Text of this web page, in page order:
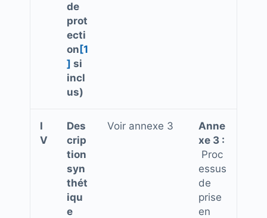
de
prot
ecti
on [1
] si
incl
us)
I
V
Des
crip
tion
syn
thét
iqu
e
Voir annexe 3
Anne
xe 3 :
Proc
essus
de
prise
en